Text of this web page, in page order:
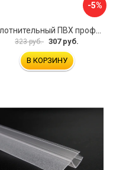
-5%
Уплотнительный ПВХ профиль для стекла 8мм SERVICE PLUS PVH04-403/7WM8
323 руб. 307 руб.
В КОРЗИНУ